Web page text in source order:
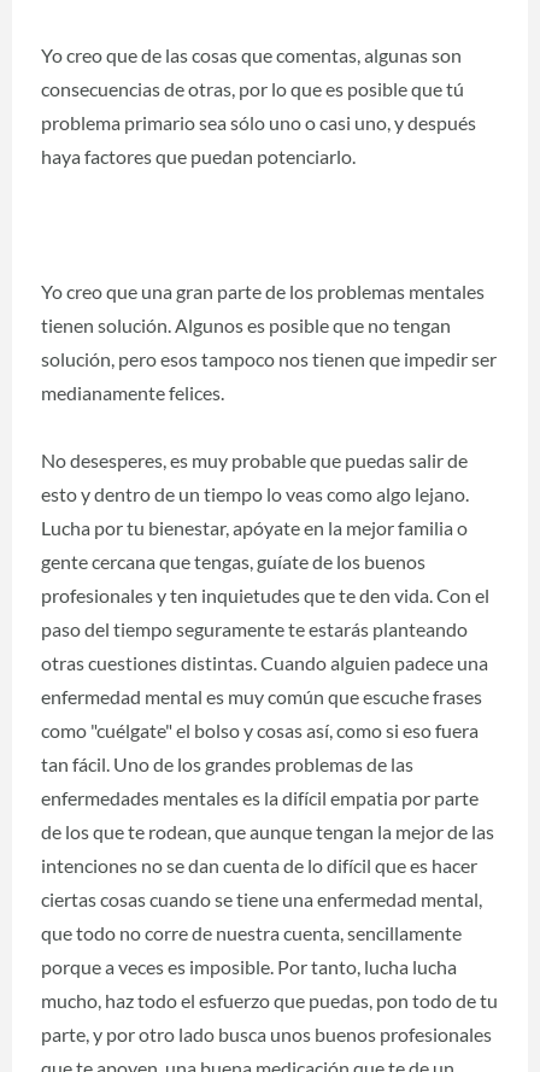
Yo creo que de las cosas que comentas, algunas son
consecuencias de otras, por lo que es posible que tú
problema primario sea sólo uno o casi uno, y después
haya factores que puedan potenciarlo.
Yo creo que una gran parte de los problemas mentales
tienen solución. Algunos es posible que no tengan
solución, pero esos tampoco nos tienen que impedir ser
medianamente felices.
No desesperes, es muy probable que puedas salir de
esto y dentro de un tiempo lo veas como algo lejano.
Lucha por tu bienestar, apóyate en la mejor familia o
gente cercana que tengas, guíate de los buenos
profesionales y ten inquietudes que te den vida. Con el
paso del tiempo seguramente te estarás planteando
otras cuestiones distintas. Cuando alguien padece una
enfermedad mental es muy común que escuche frases
como "cuélgate" el bolso y cosas así, como si eso fuera
tan fácil. Uno de los grandes problemas de las
enfermedades mentales es la difícil empatia por parte
de los que te rodean, que aunque tengan la mejor de las
intenciones no se dan cuenta de lo difícil que es hacer
ciertas cosas cuando se tiene una enfermedad mental,
que todo no corre de nuestra cuenta, sencillamente
porque a veces es imposible. Por tanto, lucha lucha
mucho, haz todo el esfuerzo que puedas, pon todo de tu
parte, y por otro lado busca unos buenos profesionales